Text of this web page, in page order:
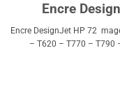
Encre
Encre DesignJet HP 72
– T620 – T770 – T790